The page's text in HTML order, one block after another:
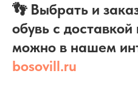
👣 Выбрать и
обувь с
можно в нашем
bosovill.ru